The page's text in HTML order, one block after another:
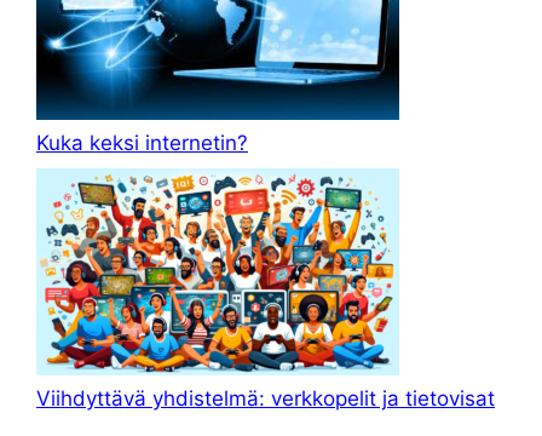
Kuka keksi internetin?
Viihdyttävä yhdistelmä: verkkopelit ja tietovisat